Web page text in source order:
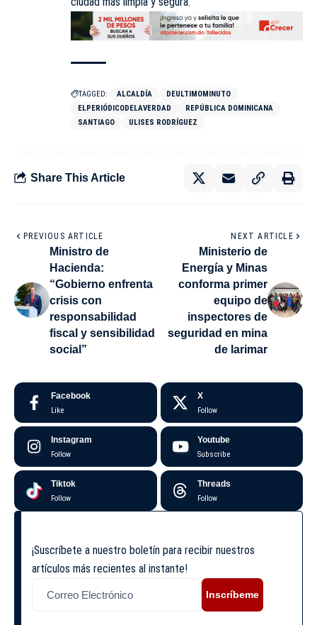
TAGGED: ALCALDÍA
DEULTIMOMINUTO
ELPERIÓDICODELAVERDAD
REPÚBLICA DOMINICANA
SANTIAGO
ULISES RODRÍGUEZ
Share This Article
PREVIOUS ARTICLE
Ministro de
Hacienda:
“Gobierno enfrenta
crisis con
responsabilidad
fiscal y sensibilidad
social”
NEXT ARTICLE
Ministerio de
Energía y Minas
conforma primer
equipo de
inspectores de
seguridad en mina
de larimar
Facebook
Like
X
Follow
Instagram
Follow
Youtube
Subscribe
Tiktok
Follow
Threads
Follow
¡Suscríbete a nuestro boletín para recibir nuestros
artículos más recientes al instante!
Inscríbeme